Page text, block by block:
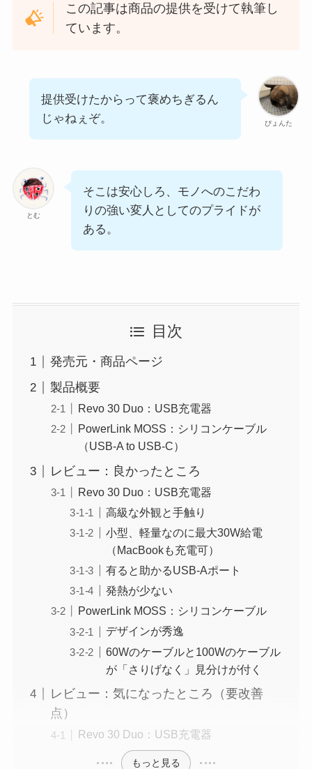
この記事は商品の提供を受けて執筆し
ています。
ぴょんた
提供受けたからって褒めちぎるん
じゃねぇぞ。
とむ
そこは安心しろ、モノへのこだわ
りの強い変人としてのプライドが
ある。
目次
発売元・商品ページ
製品概要
Revo 30 Duo：USB充電器
PowerLink MOSS：シリコンケーブル
（USB-A to USB-C）
レビュー：良かったところ
Revo 30 Duo：USB充電器
高級な外観と手触り
小型、軽量なのに最大30W給電
（MacBookも充電可）
有ると助かるUSB-Aポート
発熱が少ない
PowerLink MOSS：シリコンケーブル
デザインが秀逸
60Wのケーブルと100Wのケーブル
が「さりげなく」見分けが付く
レビュー：気になったところ（要改善
点）
Revo 30 Duo：USB充電器
もっと見る